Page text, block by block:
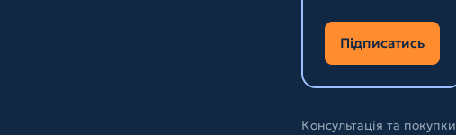
Підписатись
Консультація та покупки